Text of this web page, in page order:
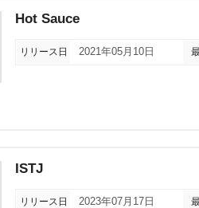
Hot Sauce
リリース日 2021年05月10日
ISTJ
リリース日 2023年07月17日